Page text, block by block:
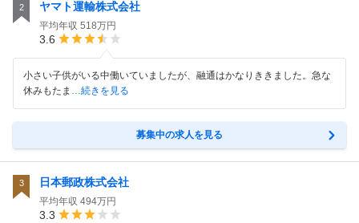
2 ヤマト運輸株式会社
平均年収 518万円
3.6
小さい子供がいる中働いていましたが、融通はかなりききました。急な
休みもたま …続きを見る
募集中の求人を見る
3 日本郵政株式会社
平均年収 494万円
3.3